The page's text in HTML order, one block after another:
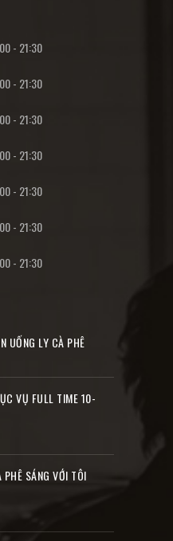
- 21:30
- 21:30
- 21:30
- 21:30
- 21:30
- 21:30
- 21:30
UỐNG LY CÀ PHÊ
VỤ FULL TIME 10-
SÁNG VỚI TÔI